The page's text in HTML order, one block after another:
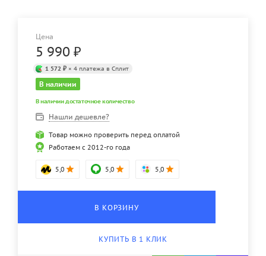
Цена
5 990 ₽
1 572 ₽ × 4 платежа в Сплит
В наличии
В наличии достаточное количество
Нашли дешевле?
Товар можно проверить перед оплатой
Работаем с 2012-го года
5,0 5,0 5,0
В КОРЗИНУ
КУПИТЬ В 1 КЛИК